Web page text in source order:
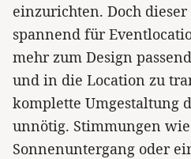
einzurichten. Doch
spannend für
mehr zum Design
und in die Location zu
komplette Umgestaltung
unnötig. Stimmungen
Sonnenuntergang oder